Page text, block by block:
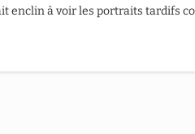
enclin à voir les portraits tardifs